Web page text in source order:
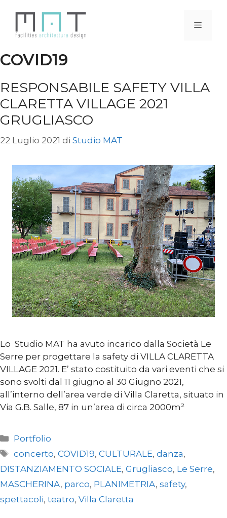
contenuto
Menu
COVID19
RESPONSABILE SAFETY VILLA
CLARETTA VILLAGE 2021
GRUGLIASCO
22 Luglio 2021 di Studio MAT
Lo Studio MAT ha avuto incarico dalla Società Le
Serre per progettare la safety di VILLA CLARETTA
VILLAGE 2021. E’ stato costituito da vari eventi che si
sono svolti dal 11 giugno al 30 Giugno 2021,
all’interno dell’area verde di Villa Claretta, situato in
Via G.B. Salle, 87 in un’area di circa 2000m²
Categorie
Portfolio
Tag
concerto,COVID19,CULTURALE,danza,
DISTANZIAMENTO SOCIALE, Grugliasco, Le Serre,
MASCHERINA, parco, PLANIMETRIA, safety,
spettacoli, teatro, Villa Claretta